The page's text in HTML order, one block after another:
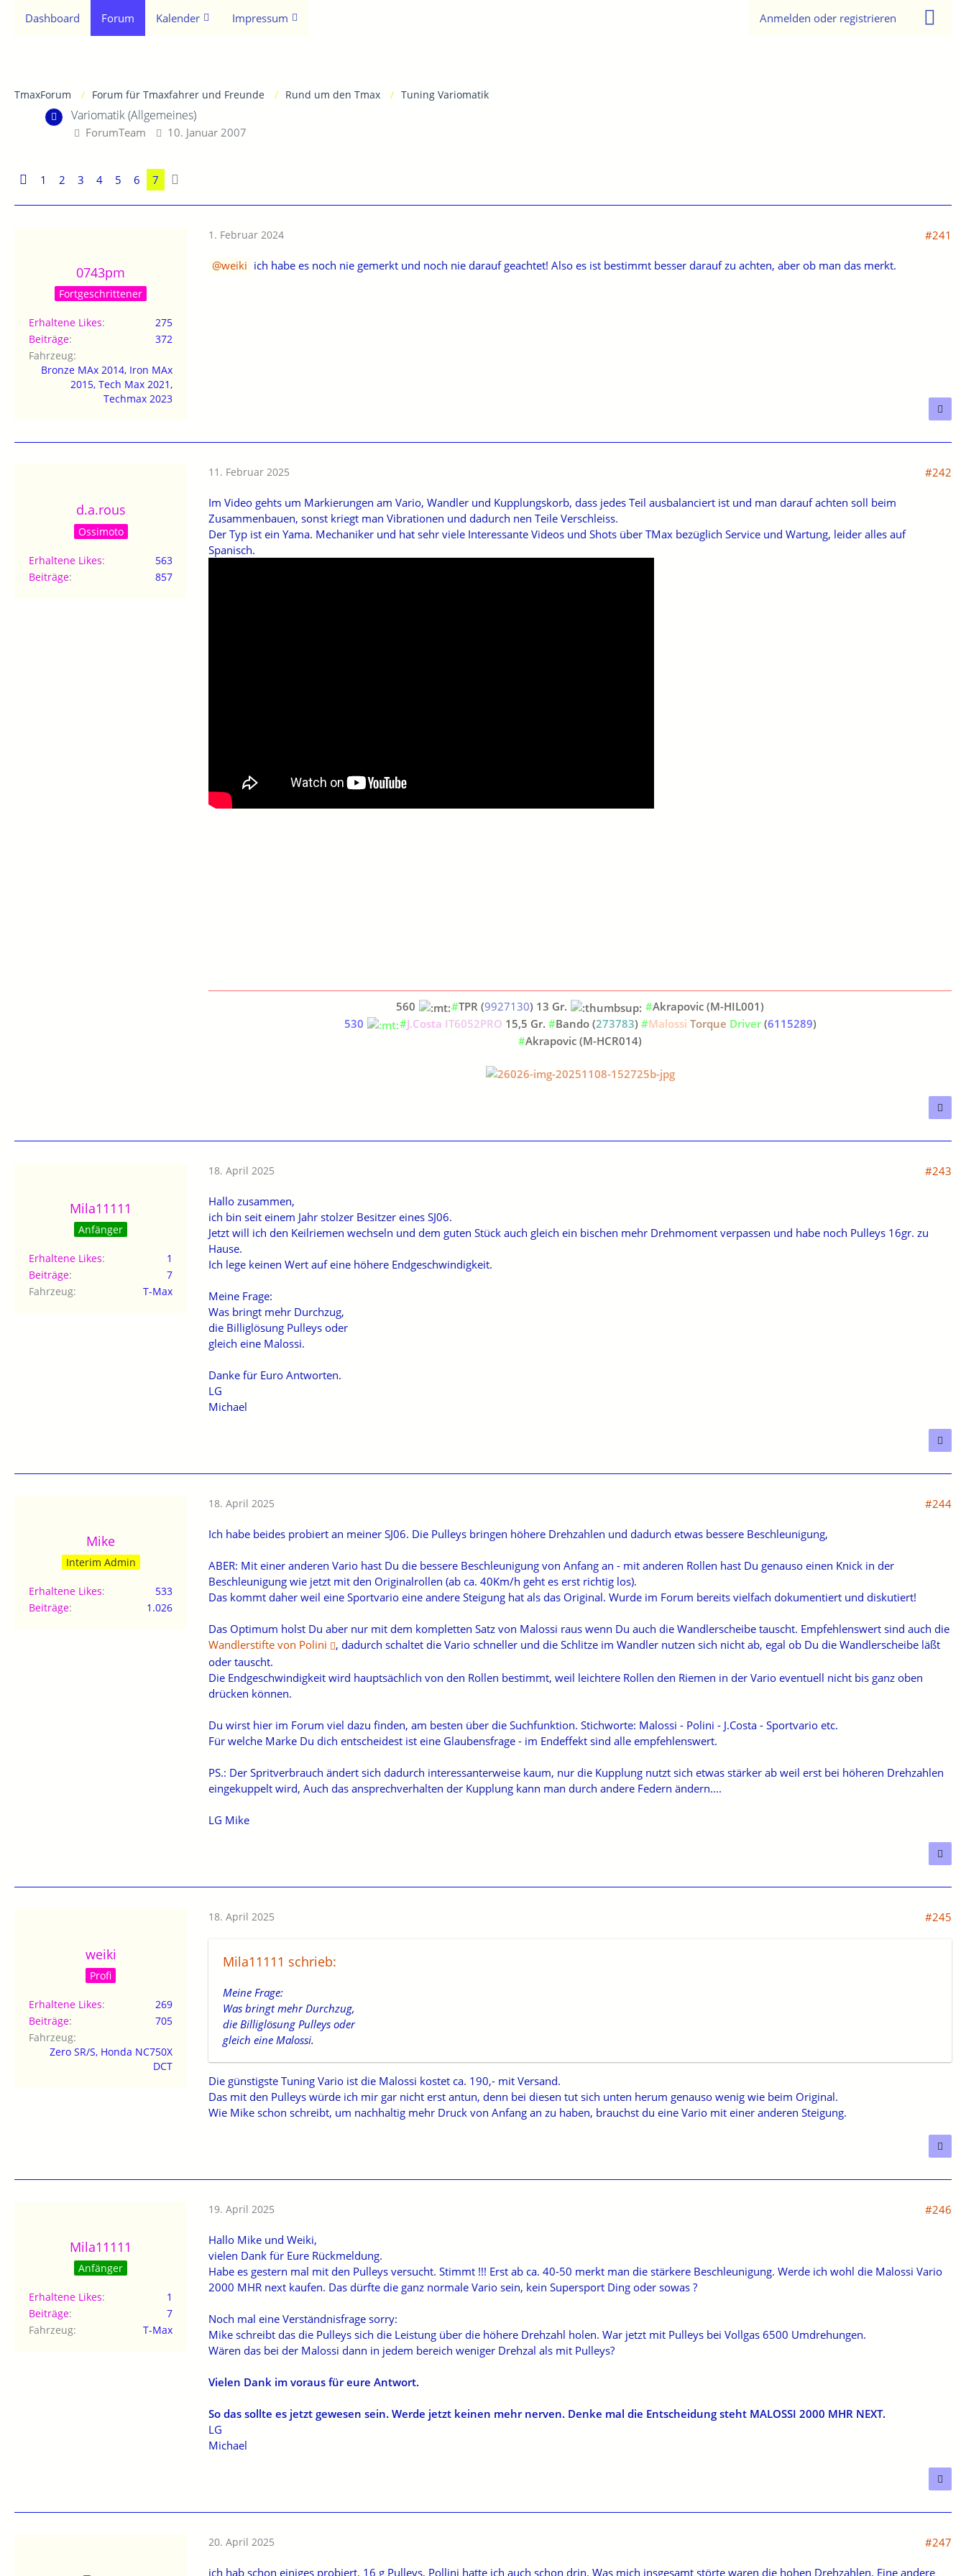
Dashboard Forum Kalender Impressum Anmelden oder registrieren
TmaxForum Forum für Tmaxfahrer und Freunde Rund um den Tmax Tuning Variomatik
Variomatik (Allgemeines)
ForumTeam 10. Januar 2007
1 2 3 4 5 6 7
0743pm
Fortgeschrittener
Erhaltene Likes
275
Beiträge
372
Fahrzeug
Bronze MAx 2014, Iron MAx
2015, Tech Max 2021,
Techmax 2023
1. Februar 2024 #241
weiki ich habe es noch nie gemerkt und noch nie darauf geachtet! Also es ist bestimmt besser darauf zu achten, aber ob man das merkt.
d.a.rous
Ossimoto
Erhaltene Likes
563
Beiträge
857
11. Februar 2025 #242
Im Video gehts um Markierungen am Vario, Wandler und Kupplungskorb, dass jedes Teil ausbalanciert ist und man darauf achten soll beim
Zusammenbauen, sonst kriegt man Vibrationen und dadurch nen Teile Verschleiss.
Der Typ ist ein Yama. Mechaniker und hat sehr viele Interessante Videos und Shots über TMax bezüglich Service und Wartung, leider alles auf
Spanisch.
560 #TPR (9927130) 13 Gr. #Akrapovic (M-HIL001)
530
#J.Costa IT6052PRO 15,5 Gr. #Bando (273783) #Malossi Torque Driver (6115289)
#Akrapovic (M-HCR014)
Mila11111
Anfänger
Erhaltene Likes
1
Beiträge
7
Fahrzeug
T-Max
18. April 2025 #243
Hallo zusammen,
ich bin seit einem Jahr stolzer Besitzer eines SJ06.
Jetzt will ich den Keilriemen wechseln und dem guten Stück auch gleich ein bischen mehr Drehmoment verpassen und habe noch Pulleys 16gr. zu
Hause.
Ich lege keinen Wert auf eine höhere Endgeschwindigkeit.
Meine Frage:
Was bringt mehr Durchzug,
die Billiglösung Pulleys oder
gleich eine Malossi.
Danke für Euro Antworten.
LG
Michael
Mike
Interim Admin
Erhaltene Likes
533
Beiträge
1.026
18. April 2025 #244
Ich habe beides probiert an meiner SJ06. Die Pulleys bringen höhere Drehzahlen und dadurch etwas bessere Beschleunigung,
ABER: Mit einer anderen Vario hast Du die bessere Beschleunigung von Anfang an - mit anderen Rollen hast Du genauso einen Knick in der
Beschleunigung wie jetzt mit den Originalrollen (ab ca. 40Km/h geht es erst richtig los).
Das kommt daher weil eine Sportvario eine andere Steigung hat als das Original. Wurde im Forum bereits vielfach dokumentiert und diskutiert!
Das Optimum holst Du aber nur mit dem kompletten Satz von Malossi raus wenn Du auch die Wandlerscheibe tauscht. Empfehlenswert sind auch die
Wandlerstifte von Polini
, dadurch schaltet die Vario schneller und die Schlitze im Wandler nutzen sich nicht ab, egal ob Du die Wandlerscheibe läßt
oder tauscht.
Die Endgeschwindigkeit wird hauptsächlich von den Rollen bestimmt, weil leichtere Rollen den Riemen in der Vario eventuell nicht bis ganz oben
drücken können.
Du wirst hier im Forum viel dazu finden, am besten über die Suchfunktion. Stichworte: Malossi - Polini - J.Costa - Sportvario etc.
Für welche Marke Du dich entscheidest ist eine Glaubensfrage - im Endeffekt sind alle empfehlenswert.
PS.: Der Spritverbrauch ändert sich dadurch interessanterweise kaum, nur die Kupplung nutzt sich etwas stärker ab weil erst bei höheren Drehzahlen
eingekuppelt wird, Auch das ansprechverhalten der Kupplung kann man durch andere Federn ändern....
LG Mike
weiki
Profi
Erhaltene Likes
269
Beiträge
705
Fahrzeug
Zero SR/S, Honda NC750X
DCT
18. April 2025 #245
Mila11111 schrieb:
Meine Frage:
Was bringt mehr Durchzug,
die Billiglösung Pulleys oder
gleich eine Malossi.
Die günstigste Tuning Vario ist die Malossi kostet ca. 190,- mit Versand.
Das mit den Pulleys würde ich mir gar nicht erst antun, denn bei diesen tut sich unten herum genauso wenig wie beim Original.
Wie Mike schon schreibt, um nachhaltig mehr Druck von Anfang an zu haben, brauchst du eine Vario mit einer anderen Steigung.
Mila11111
Anfänger
Erhaltene Likes
1
Beiträge
7
Fahrzeug
T-Max
19. April 2025 #246
Hallo Mike und Weiki,
vielen Dank für Eure Rückmeldung.
Habe es gestern mal mit den Pulleys versucht. Stimmt !!! Erst ab ca. 40-50 merkt man die stärkere Beschleunigung. Werde ich wohl die Malossi Vario
2000 MHR next kaufen. Das dürfte die ganz normale Vario sein, kein Supersport Ding oder sowas ?
Noch mal eine Verständnisfrage sorry:
Mike schreibt das die Pulleys sich die Leistung über die höhere Drehzahl holen. War jetzt mit Pulleys bei Vollgas 6500 Umdrehungen.
Wären das bei der Malossi dann in jedem bereich weniger Drehzal als mit Pulleys?
Vielen Dank im voraus für eure Antwort.
So das sollte es jetzt gewesen sein. Werde jetzt keinen mehr nerven. Denke mal die Entscheidung steht MALOSSI 2000 MHR NEXT.
LG
Michael
20. April 2025 #247
ich hab schon einiges probiert. 16 g Pulleys, Pollini hatte ich auch schon drin. Was mich insgesamt störte waren die hohen Drehzahlen. Eine andere